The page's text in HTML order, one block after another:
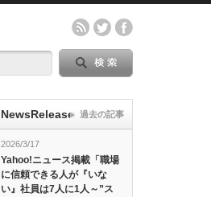
NewsRelease
2026/3/17
Yahoo!ニュース掲載「職場
に信頼できる人が『いな
い』社員は7人に1人～”ス
過去の記事